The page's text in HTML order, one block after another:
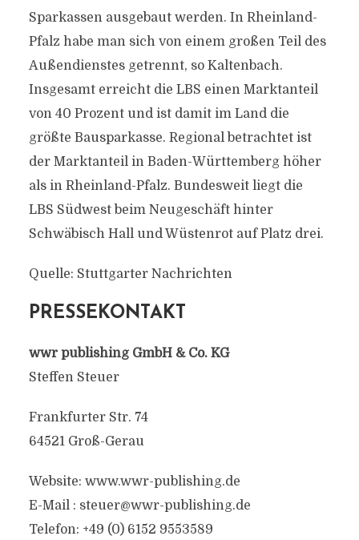
Sparkassen ausgebaut werden. In Rheinland-
Pfalz habe man sich von einem großen Teil des
Außendienstes getrennt, so Kaltenbach.
Insgesamt erreicht die LBS einen Marktanteil
von 40 Prozent und ist damit im Land die
größte Bausparkasse. Regional betrachtet ist
der Marktanteil in Baden-Württemberg höher
als in Rheinland-Pfalz. Bundesweit liegt die
LBS Südwest beim Neugeschäft hinter
Schwäbisch Hall und Wüstenrot auf Platz drei.
Quelle: Stuttgarter Nachrichten
PRESSEKONTAKT
wwr publishing GmbH & Co. KG
Steffen Steuer
Frankfurter Str. 74
64521 Groß-Gerau
Website: www.wwr-publishing.de
E-Mail : steuer@wwr-publishing.de
Telefon: +49 (0) 6152 9553589